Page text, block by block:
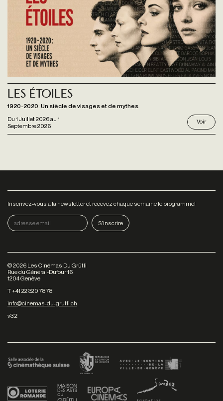
Du 1 Juillet 2026au 1
Septembre 2026
Les étoiles
1920-2020: Un siècle de visages et de mythes
Voir
Inscrivez-vous à la newsletter et recevez chaque semaine le programme!
©2026 Les Cinémas Du Grütli
Rue du Général-Dufour 16
1204 Genève
T +41 22 320 78 78
info@cinemas-du-grutli.ch
v3.2